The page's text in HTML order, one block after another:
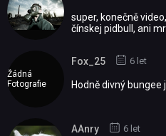
super, konečně
čínskej pidbull, ani
Žádná
Fotografie
Fox_25 6 let
Hodně divný bungee
AAnry 6 let